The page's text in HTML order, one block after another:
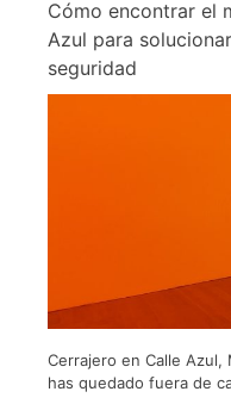
Cómo encontrar el
Azul para
seguridad
Cerrajero en Calle
has quedado fuera de